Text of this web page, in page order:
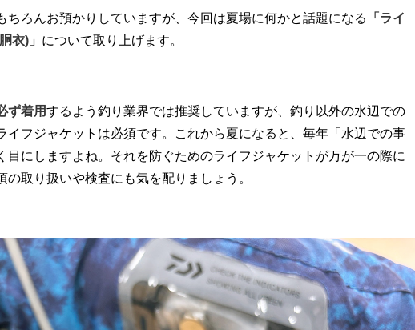
ちろんお預かりしていますが、今回は夏場に何かと話題になる
「ライ
衣)」 について取り上げます。
ず着用するよう釣り業界では推奨していますが、釣り以外の水辺での
イフジャケットは必須です。これから夏になると、毎年「水辺での事
目にしますよね。それを防ぐためのライフジャケットが万が一の際に
取り扱いや検査にも気を配りましょう。